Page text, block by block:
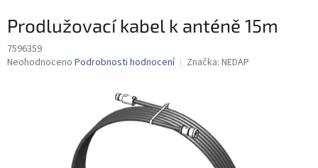
Prodlužovací kabel k anténě 15m
7596359
Průměrné
Neohodnoceno Podrobnosti hodnocení Značka: NEDAP